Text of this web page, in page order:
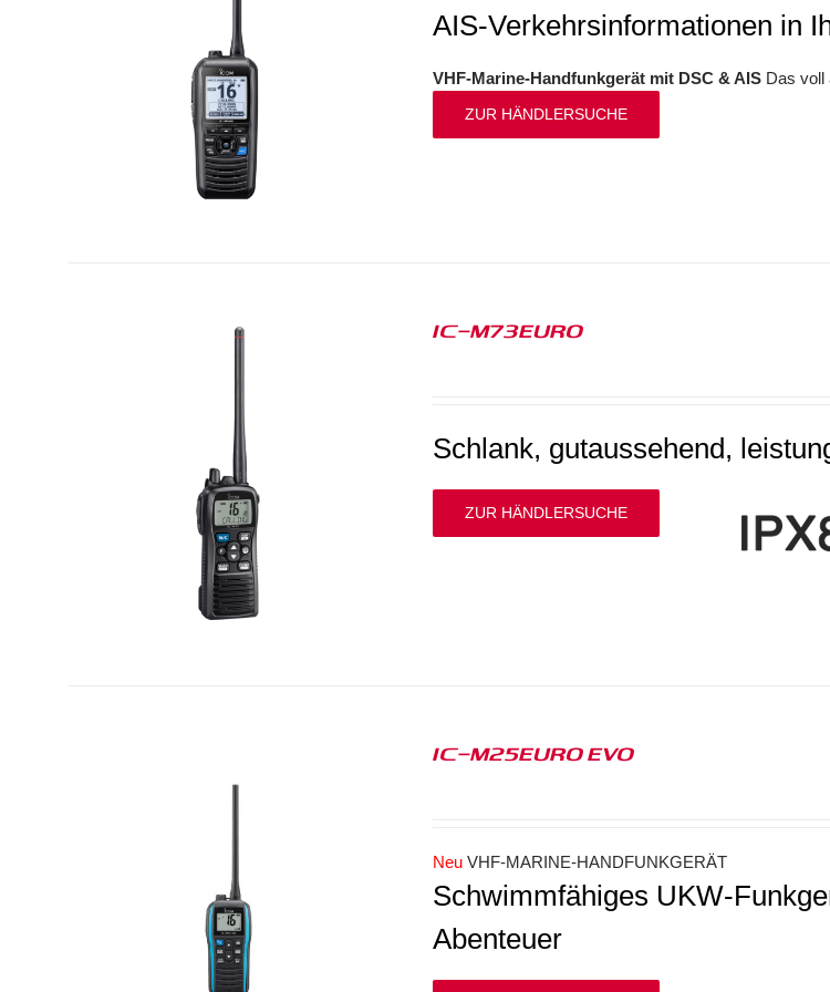
AIS-Verkehrsinformationen in
VHF-Marine-Handfunkgerät mit DSC & AIS Das voll
ZUR HÄNDLERSUCHE
IC-M73EURO
Schlank, gutaussehend,
ZUR HÄNDLERSUCHE
IC-M25EURO EVO
Neu VHF-MARINE-HANDFUNKGERÄT
Schwimmfähiges UKW-
Abenteuer